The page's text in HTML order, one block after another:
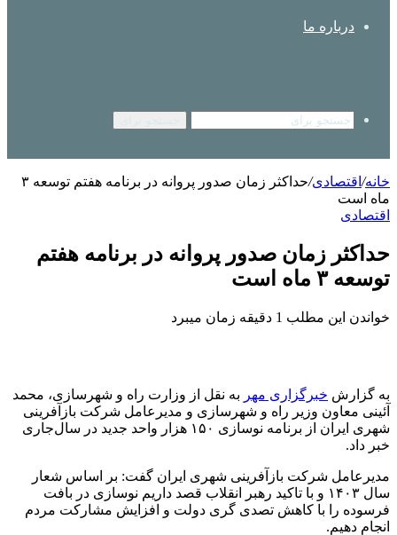
درباره ما
خانه/ اقتصادی/
حداکثر زمان صدور پروانه در برنامه هفتم توسعه ۳
ماه است
اقتصادی
حداکثر زمان صدور پروانه در برنامه هفتم
توسعه ۳ ماه است
خواندن این مطلب 1 دقیقه زمان میبرد
به گزارش خبرگزاری مهر به نقل از وزارت راه و شهرسازی، محمد
آئینی معاون وزیر راه و شهرسازی و مدیرعامل شرکت بازآفرینی
شهری ایران از برنامه نوسازی ۱۵۰ هزار واحد جدید در سال‌جاری
خبر داد.
مدیرعامل شرکت بازآفرینی شهری ایران گفت: بر اساس شعار
سال ۱۴۰۳ و با تاکید رهبر انقلاب قصد داریم نوسازی در بافت
فرسوده را با کاهش تصدی گری دولت و افزایش مشارکت مردم
انجام دهیم.